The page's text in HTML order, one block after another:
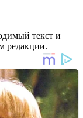
текст и
редакции.